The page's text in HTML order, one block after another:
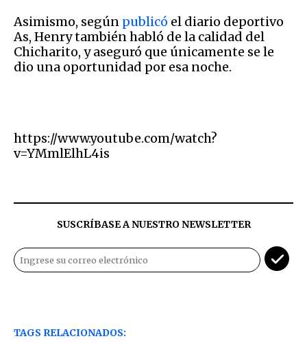
Asimismo, según publicó el diario deportivo
As, Henry también habló de la calidad del
Chicharito, y aseguró que únicamente se le
dio una oportunidad por esa noche.
https://www.youtube.com/watch?
v=YMmlElhL4is
SUSCRÍBASE A NUESTRO NEWSLETTER
TAGS RELACIONADOS: